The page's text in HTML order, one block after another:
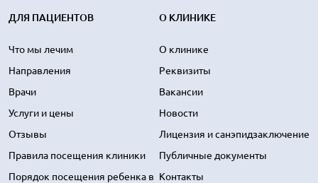
ДЛЯ ПАЦИЕНТОВ
Что мы лечим
Направления
Врачи
Услуги и цены
Отзывы
Правила посещения клиники
Порядок посещения ребенка в
О КЛИНИКЕ
О клинике
Реквизиты
Вакансии
Новости
Лицензия и санэпидзаключение
Публичные документы
Контакты